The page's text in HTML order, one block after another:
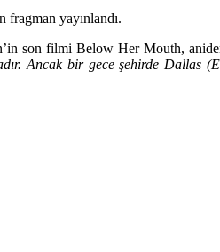
yayınlandı.
son filmi Below Her Mouth,
Ancak bir gece şehirde Dallas